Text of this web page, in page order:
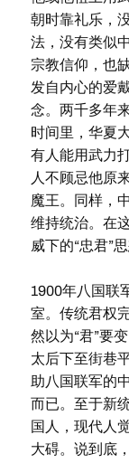
朝时靠礼乐，
法，没有类似
宗教信仰，也
发自内心的爱
念。两千多年
时间里，华夏
有人能用武力
人不顾忌他原
魔王。同样，
维持统治。在
威下的“忠君”
1900年八国联
室。传统君权
然以为“君”要
太后下至街巷
助八国联军的
而已。至于新
国人，现代人
大碍。说到底